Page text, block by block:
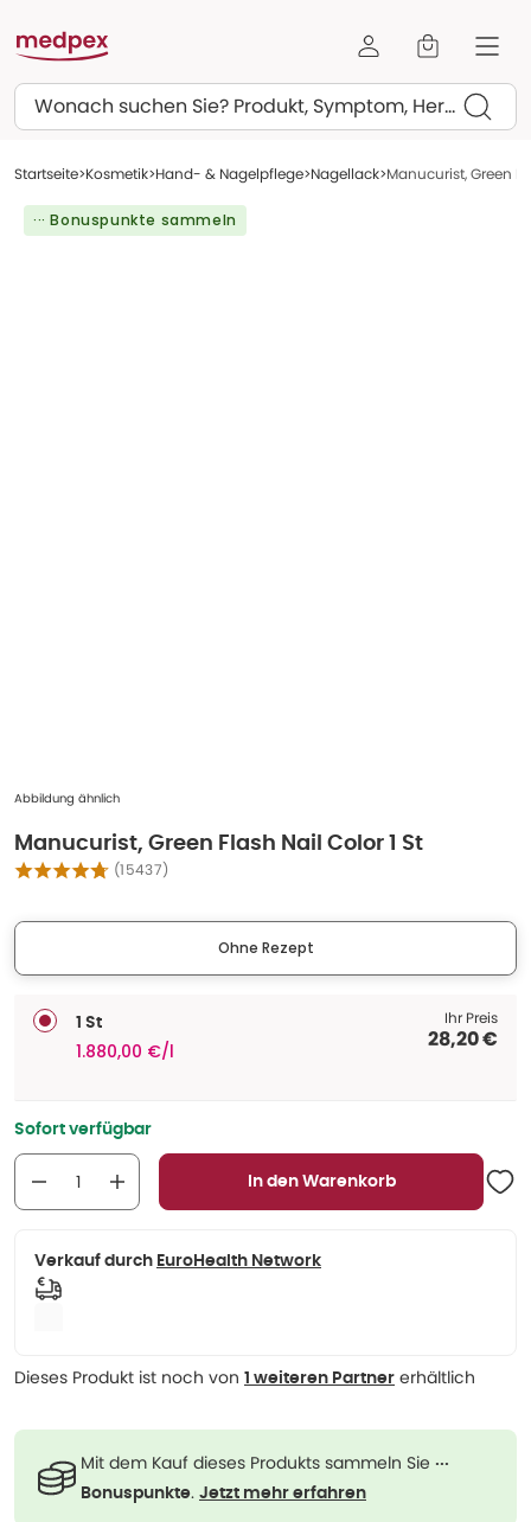
Suchen
Startseite Kosmetik Hand- & Nagelpflege Nagellack Manucurist, Green
··· Bonuspunkte sammeln
Abbildung ähnlich
Manucurist, Green Flash Nail Color 1 St
(15437)
Ohne Rezept
1 St
1.880,00 €/l
Ihr Preis
28,20 €
Sofort verfügbar
In den Warenkorb
Verkauf durch EuroHealth Network
Dieses Produkt ist noch von 1 weiteren Partner erhältlich
Mit dem Kauf dieses Produkts sammeln Sie ···
Bonuspunkte. Jetzt mehr erfahren